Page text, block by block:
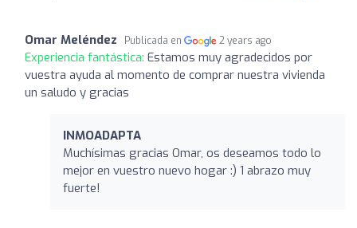
Omar Meléndez Publicada en 2 years ago
Experiencia fantástica: Estamos muy agradecidos por
vuestra ayuda al momento de comprar nuestra vivienda
un saludo y gracias
INMOADAPTA
Muchísimas gracias Omar, os deseamos todo lo
mejor en vuestro nuevo hogar :) 1 abrazo muy
fuerte!